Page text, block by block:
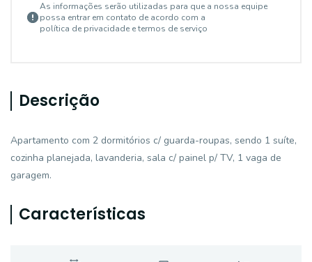
As informações serão utilizadas para que a nossa equipe
possa entrar em contato de acordo com a
política de privacidade e termos de serviço
Descrição
Apartamento com 2 dormitórios c/ guarda-roupas, sendo 1 suíte,
cozinha planejada, lavanderia, sala c/ painel p/ TV, 1 vaga de
garagem.
Características